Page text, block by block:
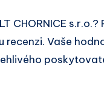
CHORNICE
Vaše